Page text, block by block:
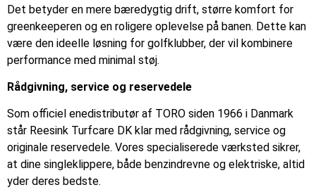
Det betyder en mere bæredygtig drift, større komfort for
greenkeeperen og en roligere oplevelse på banen. Dette kan
være den ideelle løsning for golfklubber, der vil kombinere
performance med minimal støj.
Rådgivning, service og reservedele
Som officiel enedistributør af TORO siden 1966 i Danmark
står Reesink Turfcare DK klar med rådgivning, service og
originale reservedele. Vores specialiserede værksted sikrer,
at dine singleklippere, både benzindrevne og elektriske, altid
yder deres bedste.